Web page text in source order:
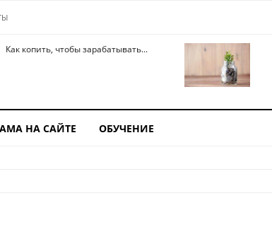
Как копить, чтобы зарабатывать...
НА САЙТЕ ОБУЧЕНИЕ